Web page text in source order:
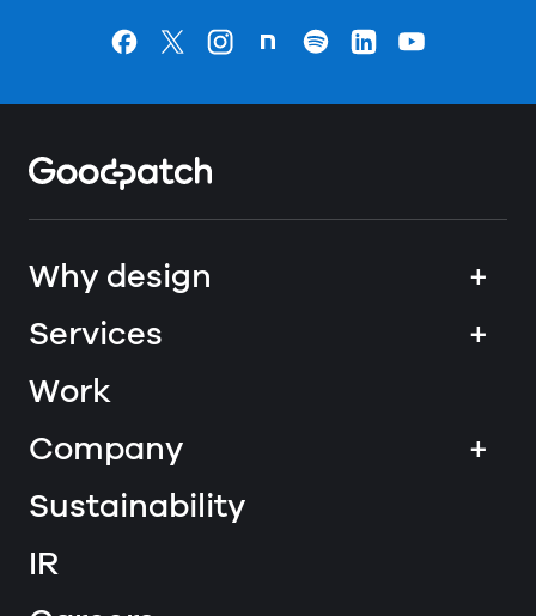
Goodpatchの
ページ
Goodpatchの
ページ
Goodpatchの
ページGoodpatchの
ページ
Goodpatchの
ページ
Goodpatchの
ページ
Goodpatchの
Why design
+
Services
+
Work
Company
+
Sustainability
IR